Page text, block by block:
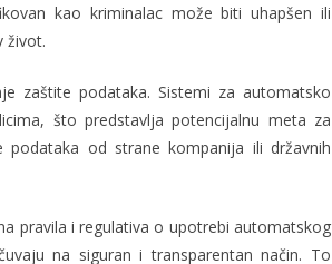
kao kriminalac može biti uhapšen ili
život.
zaštite podataka. Sistemi za automatsko
što predstavlja potencijalnu meta za
od strane kompanija ili državnih
pravila i regulativa o upotrebi automatskog
na siguran i transparentan način. To